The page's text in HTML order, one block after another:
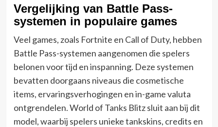
Vergelijking van Battle Pass-
systemen in populaire games
Veel games, zoals Fortnite en Call of Duty, hebben
Battle Pass-systemen aangenomen die spelers
belonen voor tijd en inspanning. Deze systemen
bevatten doorgaans niveaus die cosmetische
items, ervaringsverhogingen en in-game valuta
ontgrendelen. World of Tanks Blitz sluit aan bij dit
model, waarbij spelers unieke tankskins, credits en